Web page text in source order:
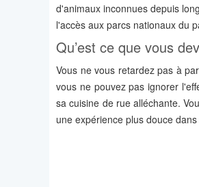
d'animaux inconnues depuis
l'accès aux parcs nationaux du
Qu’est ce que vous
Vous ne vous retardez pas à
vous ne pouvez pas ignorer
sa cuisine de rue alléchante.
une expérience plus douce